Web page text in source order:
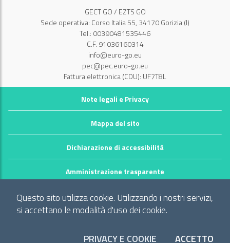
Questo sito utilizza cookie. Utilizzando i nostri servizi,
si accettano le modalità d'uso dei cookie.
PRIVACY E COOKIE ACCETTO
GECT GO / EZTS GO
Sede operativa: Corso Italia 55, 34170 Gorizia (I)
Tel.: 00390481535446
C.F. 91036160314
info@euro-go.eu
pec@pec.euro-go.eu
Fattura elettronica (CDU): UF7T8L
Note legali e Privacy
Mappa del sito
Dichiarazione di accessibilità
Amministrazione trasparente
©2026 GECT GO / EZTS GO
Realizzato da infoFactory Web Agency.
"Territorio dei comuni: Comune di Gorizia (I), Mestna občina Nova